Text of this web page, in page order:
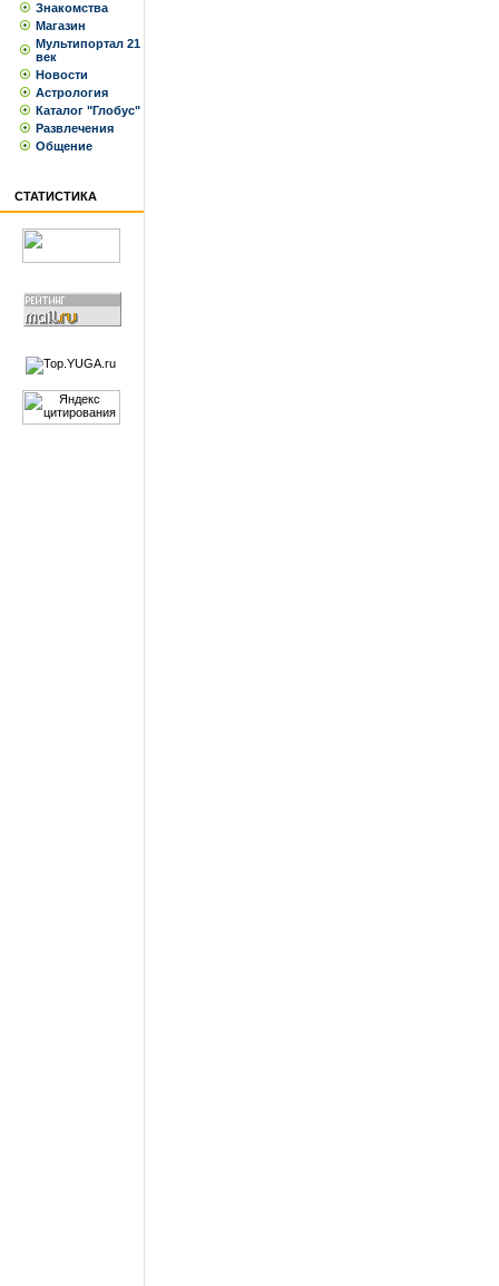
Знакомства
Магазин
Мультипортал 21
век
Новости
Астрология
Каталог "Глобус"
Развлечения
Общение
СТАТИСТИКА